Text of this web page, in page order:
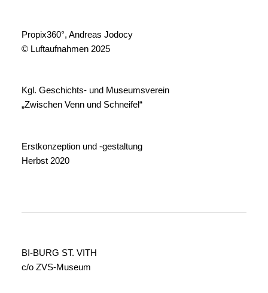
Propix360°, Andreas Jodocy
© Luftaufnahmen 2025
Kgl. Geschichts- und Museumsverein
„Zwischen Venn und Schneifel“
Erstkonzeption und -gestaltung
Herbst 2020
BI-BURG ST. VITH
c/o ZVS-Museum